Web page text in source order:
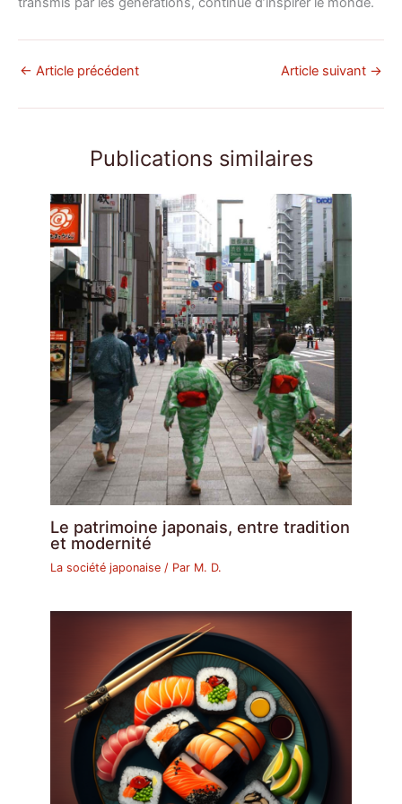
← Article précédent Article suivant →
Publications similaires
Le patrimoine japonais, entre tradition
et modernité
La société japonaise / Par M. D.